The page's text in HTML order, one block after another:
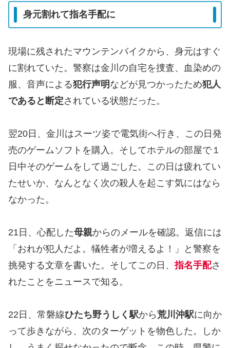
身元割れて指名手配に
現場に残されたマウンテンバイクから、身元はすぐ
に割れていた。警察は金川の自宅を捜査、血染めの
服、音声による犯行声明 などが見つかったため犯人
であると断定されている状態だった。
翌20日、金川はスーツ姿で電気街へ行き、この日発
売のゲームソフトを購入。そしてホテルの部屋で１
日中そのゲームをして過ごした。この日は疲れてい
たせいか、なんとなく次の殺人を起こす気にはなら
なかった。
21日、心配した母親からのメールを確認。返信には
「おれが犯人だよ。犠牲者が増えるよ！」と警察を
挑発する文章を書いた。そしてこの日、指名手配さ
れたことをニュースで知る。
22日、常磐線ひたち野うしく駅から荒川沖駅に向か
って歩きながら、次のターゲットを物色した。しか